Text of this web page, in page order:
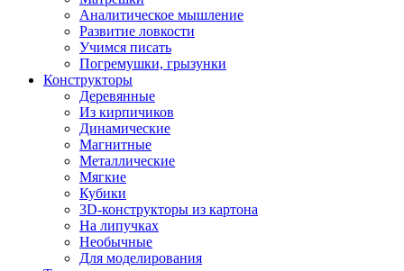
Аналитическое мышление
Развитие ловкости
Учимся писать
Погремушки, грызунки
Конструкторы
Деревянные
Из кирпичиков
Динамические
Магнитные
Металлические
Мягкие
Кубики
3D-конструкторы из картона
На липучках
Необычные
Для моделирования